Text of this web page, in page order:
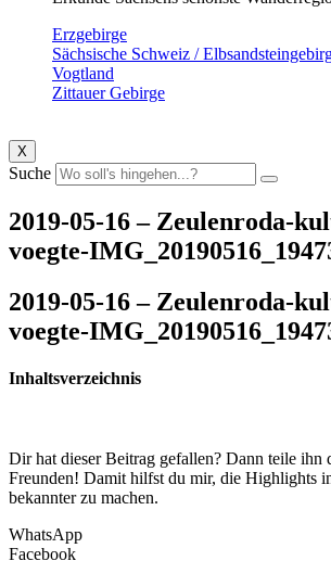
Erzgebirge
Sächsische Schweiz /
Vogtland
Zittauer Gebirge
X
Suche
2019-05-16 – Zeulenroda-
voegte-
2019-05-16 – Zeulenroda-
voegte-
Inhaltsverzeichnis
Dir hat dieser Beitrag gefallen? Dann teile ihn
Freunden! Damit hilfst du mir, die Highlights
bekannter zu machen.
WhatsApp
Facebook